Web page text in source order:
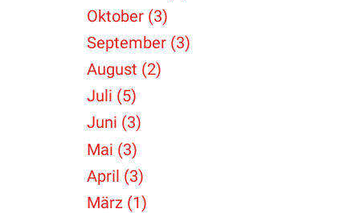
Oktober (3)
September (3)
August (2)
Juli (5)
Juni (3)
Mai (3)
April (3)
März (1)